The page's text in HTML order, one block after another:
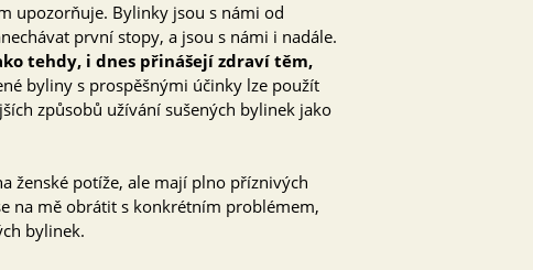
upozorňuje. Bylinky jsou s námi od
první stopy, a jsou s námi i nadále.
tehdy, i dnes přinášejí zdraví těm,
byliny s prospěšnými účinky lze použít
způsobů užívání sušených bylinek jako
ženské potíže, ale mají plno příznivých
na mě obrátit s konkrétním problémem,
bylinek.